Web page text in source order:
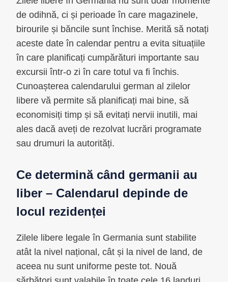
de odihnă, ci și perioade în care magazinele,
birourile și băncile sunt închise. Merită să notați
aceste date în calendar pentru a evita situațiile
în care planificați cumpărături importante sau
excursii într-o zi în care totul va fi închis.
Cunoașterea calendarului german al zilelor
libere vă permite să planificați mai bine, să
economisiți timp și să evitați nervii inutili, mai
ales dacă aveți de rezolvat lucrări programate
sau drumuri la autorități.
Ce determină când germanii au
liber – Calendarul depinde de
locul rezidenței
Zilele libere legale în Germania sunt stabilite
atât la nivel național, cât și la nivel de land, de
aceea nu sunt uniforme peste tot. Nouă